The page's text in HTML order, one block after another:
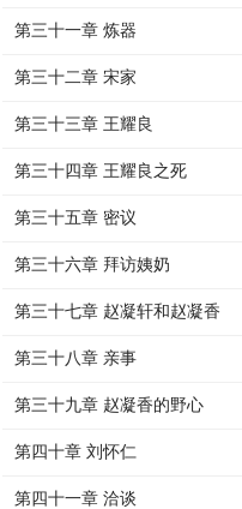
第三十一章 炼器
第三十二章 宋家
第三十三章 王耀良
第三十四章 王耀良之死
第三十五章 密议
第三十六章 拜访姨奶
第三十七章 赵凝轩和赵凝香
第三十八章 亲事
第三十九章 赵凝香的野心
第四十章 刘怀仁
第四十一章 洽谈